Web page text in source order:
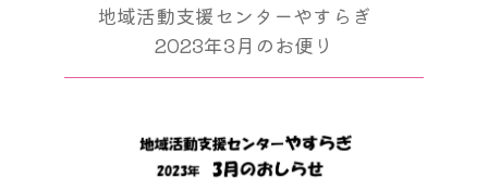
地域活動支援センターやすらぎ
2023年3月のお便り